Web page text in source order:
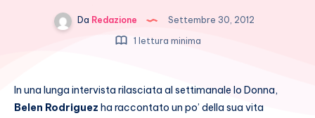
Da Redazione
Settembre 30, 2012
1 lettura minima
In una lunga intervista rilasciata al settimanale Io Donna,
Belen Rodriguez ha raccontato un po’ della sua vita